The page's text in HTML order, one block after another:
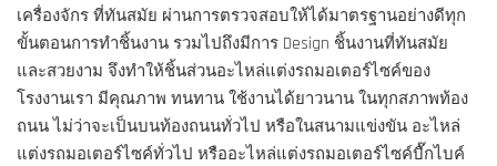
เครื่องจักร ที่ทันสมัย ผ่านการตรวจสอบให้ได้มาตรฐานอย่างดีทุก
ขั้นตอนการทำชิ้นงาน รวมไปถึงมีการ Design ชิ้นงานที่ทันสมัย
และสวยงาม จึงทำให้ชิ้นส่วนอะไหล่แต่งรถมอเตอร์ไซค์ของ
โรงงานเรา มีคุณภาพ ทนทาน ใช้งานได้ยาวนาน ในทุกสภาพท้อง
ถนน ไม่ว่าจะเป็นบนท้องถนนทั่วไป หรือในสนามแข่งขัน อะไหล่
แต่งรถมอเตอร์ไซค์ทั่วไป หรืออะไหล่แต่งรถมอเตอร์ไซค์บื๊กไบค์